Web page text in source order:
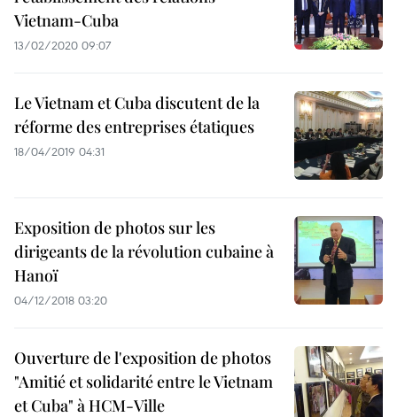
Vietnam-Cuba
13/02/2020 09:07
Le Vietnam et Cuba discutent de la
réforme des entreprises étatiques
18/04/2019 04:31
Exposition de photos sur les
dirigeants de la révolution cubaine à
Hanoï
04/12/2018 03:20
Ouverture de l'exposition de photos
"Amitié et solidarité entre le Vietnam
et Cuba" à HCM-Ville